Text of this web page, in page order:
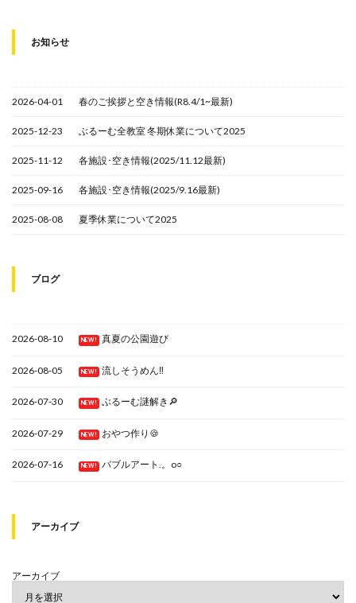
お知らせ
2026-04-01 春のご挨拶と空き情報(R8.4/1~最新)
2025-12-23 ぶるーむ全教室 冬期休業について2025
2025-11-12 各施設･空き情報(2025/11.12最新)
2025-09-16 各施設･空き情報(2025/9.16最新)
2025-08-08 夏季休業について2025
ブログ
2026-08-10 NEW! 真夏の公園遊び
2026-08-05 NEW! 流しそうめん‼
2026-07-30 NEW! ぶるーむ謎解き🔎
2026-07-29 NEW! おやつ作り🍪
2026-07-16 NEW! バブルアート.。o○
アーカイブ
アーカイブ